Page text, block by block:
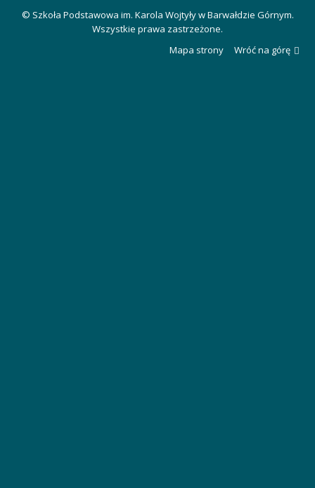
© Szkoła Podstawowa im. Karola Wojtyły w Barwałdzie Górnym.
Wszystkie prawa zastrzeżone.
Mapa strony
Wróć na górę